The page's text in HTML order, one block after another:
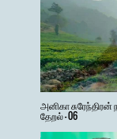
அனிகா
தேறல் - 06